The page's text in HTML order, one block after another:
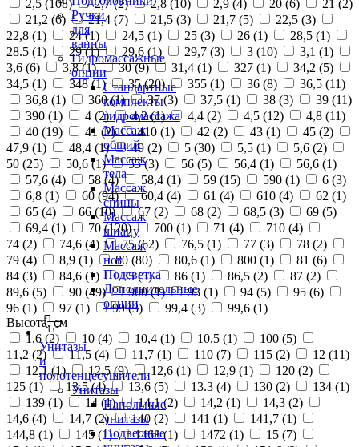
Ручки
для
ванны
Гидромассажные
опции
Стандартные
комплекты
гидромассажа
Массаж
общий
Массаж
тела
Массаж
спины
Массаж
шиацу
Массаж
ног
Подсветка
Дополнительные
опции
Унитазы
и
полотенцесушители
Унитазы
Напольные
унитазы
Подвесные
2,5 (108) 2,7 (2) 2,8 (10) 2,9 (4) 20 (6) 21 (2)
21,2 (6) 21,4 (7) 21,5 (3) 21,7 (5) 22,5 (3)
22,8 (1) 24 (1) 24,5 (1) 25 (3) 26 (1) 28,5 (1)
28.5 (1) 29 (1) 29,6 (1) 29,7 (3) 3 (10) 3,1 (1)
3,6 (6) 3,8 (1) 30 (9) 31,4 (1) 327 (1) 34,2 (5)
34,5 (1) 348 (1) 35 (20) 355 (1) 36 (8) 36,5 (11)
36,8 (1) 360 (1) 37 (3) 37,5 (1) 38 (3) 39 (11)
390 (1) 4 (2) 4,2 (1) 4,4 (2) 4,5 (12) 4,8 (11)
40 (19) 41 (2) 410 (1) 42 (2) 43 (1) 45 (2)
47,9 (1) 48,4 (1) 49 (2) 5 (30) 5,5 (1) 5,6 (2)
50 (25) 50,6 (1) 55 (3) 56 (5) 56,4 (1) 56,6 (1)
57,6 (4) 58 (4) 58,4 (1) 59 (15) 590 (1) 6 (3)
6,8 (1) 60 (94) 60,4 (4) 61 (4) 610 (4) 62 (1)
65 (4) 66 (10) 67 (2) 68 (2) 68,5 (3) 69 (5)
69,4 (1) 70 (120) 700 (1) 71 (4) 710 (4)
74 (2) 74,6 (4) 75 (62) 76,5 (1) 77 (3) 78 (2)
79 (4) 8,9 (1) 80 (80) 80,6 (1) 800 (1) 81 (6)
84 (3) 84,6 (1) 85 (3) 86 (1) 86,5 (2) 87 (2)
89,6 (5) 90 (49) 900 (1) 93 (1) 94 (5) 95 (6)
96 (1) 97 (1) 99 (3) 99,4 (3) 99,6 (1)
Высота, см
1,6 (2) 10 (4) 10,4 (1) 10,5 (1) 100 (5)
11,2 (2) 11,5 (4) 11,7 (1) 110 (7) 115 (2) 12 (11)
12,1 (1) 12,5 (9) 12,6 (1) 12,9 (1) 120 (2)
125 (1) 13,5 (4) 13,6 (5) 13.3 (4) 130 (2) 134 (1)
139 (1) 14 (1) 14,1 (2) 14,2 (1) 14,3 (2)
14,6 (4) 14,7 (2) 140 (2) 141 (1) 141,7 (1)
144,8 (1) 145 (1) 1468 (1) 1472 (1) 15 (7)